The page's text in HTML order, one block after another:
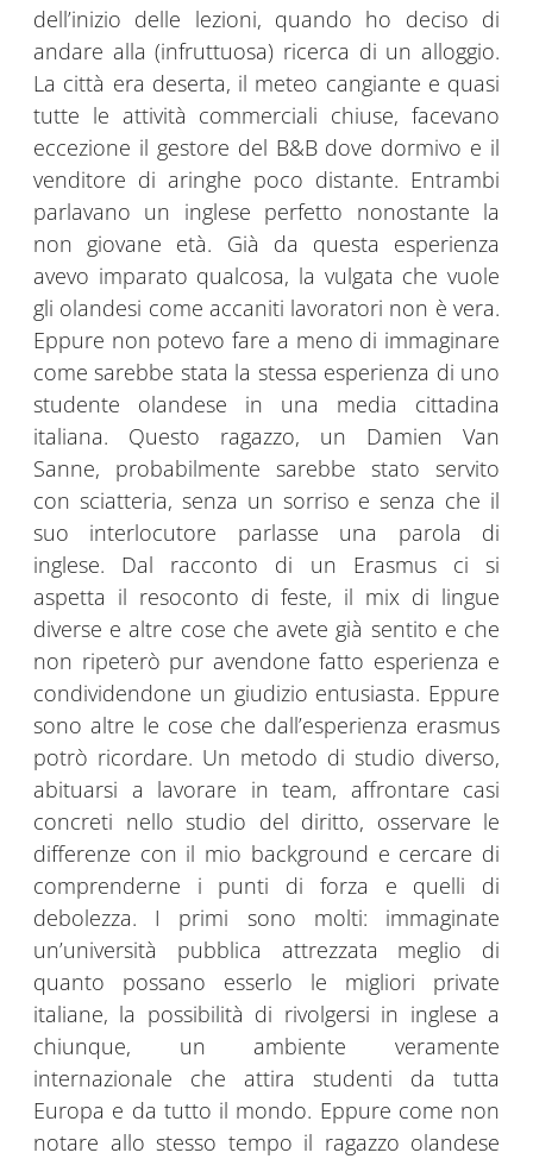
dell’inizio delle lezioni, quando ho deciso di
andare alla (infruttuosa) ricerca di un alloggio.
La città era deserta, il meteo cangiante e quasi
tutte le attività commerciali chiuse, facevano
eccezione il gestore del B&B dove dormivo e il
venditore di aringhe poco distante. Entrambi
parlavano un inglese perfetto nonostante la
non giovane età. Già da questa esperienza
avevo imparato qualcosa, la vulgata che vuole
gli olandesi come accaniti lavoratori non è vera.
Eppure non potevo fare a meno di immaginare
come sarebbe stata la stessa esperienza di uno
studente olandese in una media cittadina
italiana. Questo ragazzo, un Damien Van
Sanne, probabilmente sarebbe stato servito
con sciatteria, senza un sorriso e senza che il
suo interlocutore parlasse una parola di
inglese. Dal racconto di un Erasmus ci si
aspetta il resoconto di feste, il mix di lingue
diverse e altre cose che avete già sentito e che
non ripeterò pur avendone fatto esperienza e
condividendone un giudizio entusiasta. Eppure
sono altre le cose che dall’esperienza erasmus
potrò ricordare. Un metodo di studio diverso,
abituarsi a lavorare in team, affrontare casi
concreti nello studio del diritto, osservare le
differenze con il mio background e cercare di
comprenderne i punti di forza e quelli di
debolezza. I primi sono molti: immaginate
un’università pubblica attrezzata meglio di
quanto possano esserlo le migliori private
italiane, la possibilità di rivolgersi in inglese a
chiunque, un ambiente veramente
internazionale che attira studenti da tutta
Europa e da tutto il mondo. Eppure come non
notare allo stesso tempo il ragazzo olandese